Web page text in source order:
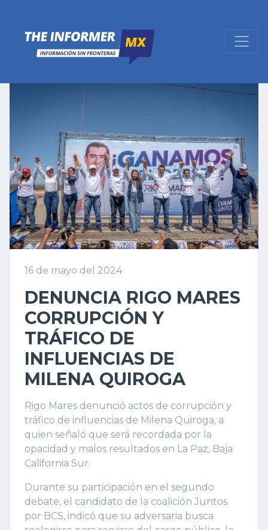
16 de mayo del 2024
DENUNCIA RIGO MARES
CORRUPCIÓN Y
TRÁFICO DE
INFLUENCIAS DE
MILENA QUIROGA
Rigo Mares denunció actos de corrupción y
tráfico de influencias de Milena Quiroga, a
quien señaló que será recordada por la
opacidad y malos resultados en La Paz, Baja
California Sur.
Durante su participación en el segundo
debate, el candidato de la coalición Juntos
por BCS, indicó que su adversaria busca